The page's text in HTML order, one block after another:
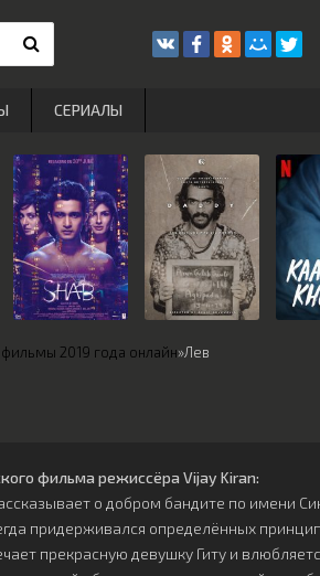
2019 года онлайн»Лев
фильма режиссёра Vijay Kiran:
о добром бандите по имени
придерживался определённых
прекрасную девушку Гиту и
СЕРИАЛЫ